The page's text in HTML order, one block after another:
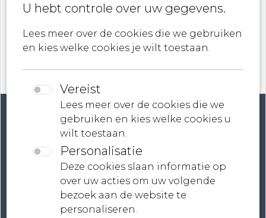
ik ga akkoord met Privacybeleid
Account
Contact
Neem contact met ons op
U hebt controle over uw gegevens.
Lees meer over de cookies die we gebruiken
en kies welke cookies je wilt toestaan.
Vereist
Lees meer over de cookies die we
gebruiken en kies welke cookies u
wilt toestaan.
Personalisatie
Deze cookies slaan informatie op
over uw acties om uw volgende
bezoek aan de website te
personaliseren.